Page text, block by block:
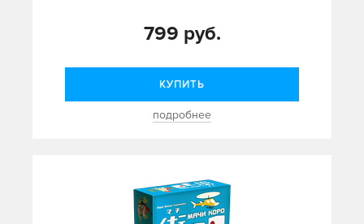
799 руб.
КУПИТЬ
подробнее